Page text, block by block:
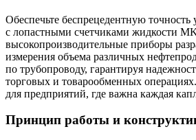
Обеспечьте беспрецедентную точность
с лопастными счетчиками жидкости
высокопроизводительные приборы
измерения объема различных
по трубопроводу, гарантируя
торговых и товарообменных
для предприятий, где важна каждая
Принцип работы и